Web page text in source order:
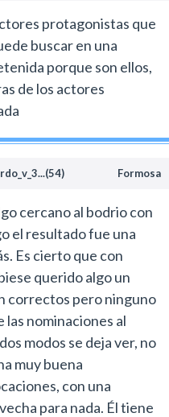
protagonistas que
buscar en una
porque son ellos,
de los actores
Formosa
cercano al bodrio con
el resultado fue una
Es cierto que con
querido algo un
correctos pero ninguno
las nominaciones al
modos se deja ver, no
muy buena
con una
para nada. Él tiene